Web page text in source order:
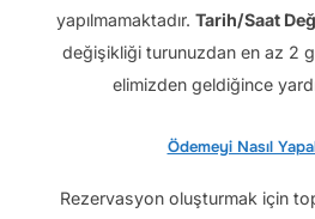
yapılmamaktadır. Tarih/Saat
değişikliği turunuzdan en az 2
elimizden geldiğince
Ödemeyi Nasıl
Rezervasyon oluşturmak için